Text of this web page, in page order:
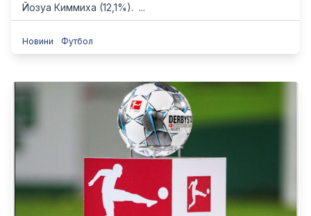
Йозуа Киммиха (12,1%). ...
Новини Футбол